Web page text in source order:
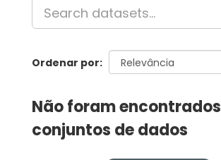
Ordenar por
Não foram encontrados
conjuntos de dados